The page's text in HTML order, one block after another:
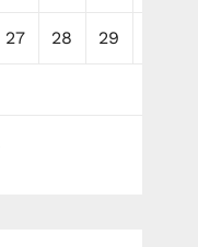
27 28 29